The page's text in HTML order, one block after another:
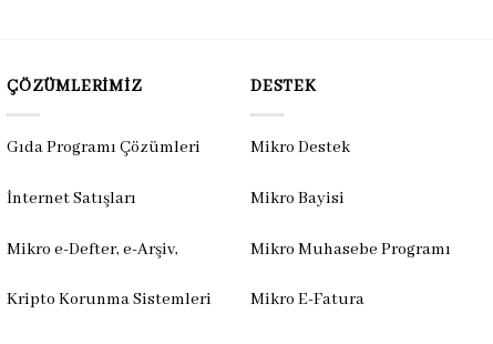
ÇÖZÜMLERIMIZ
Gıda Programı Çözümleri
İnternet Satışları
Mikro e-Defter, e-Arşiv,
Kripto Korunma Sistemleri
DESTEK
Mikro Destek
Mikro Bayisi
Mikro Muhasebe Programı
Mikro E-Fatura